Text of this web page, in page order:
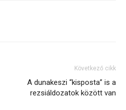
Következő cikk
A dunakeszi “kisposta” is a
rezsiáldozatok között van